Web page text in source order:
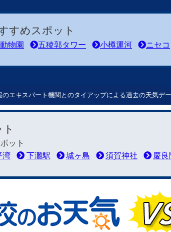
すめスポット
物園 五稜郭タワー 小樽運河 ニセコ
エキスパート機関とのタイアップによる過去の天気デ
ット
湾 下灘駅 城ヶ島 須賀神社 慶良